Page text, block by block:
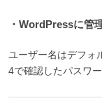
・WordPressに管
ユーザー名はデフォ
4で確認したパスワ